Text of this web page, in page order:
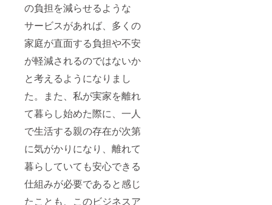
の負担を減らせるような
サービスがあれば、多くの
家庭が直面する負担や不安
が軽減されるのではないか
と考えるようになりまし
た。また、私が実家を離れ
て暮らし始めた際に、一人
で生活する親の存在が次第
に気がかりになり、離れて
暮らしていても安心できる
仕組みが必要であると感じ
たことも、このビジネスア